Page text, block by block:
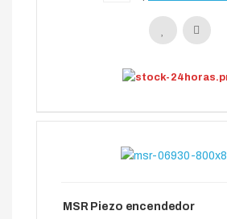
MSR Piezo encendedor